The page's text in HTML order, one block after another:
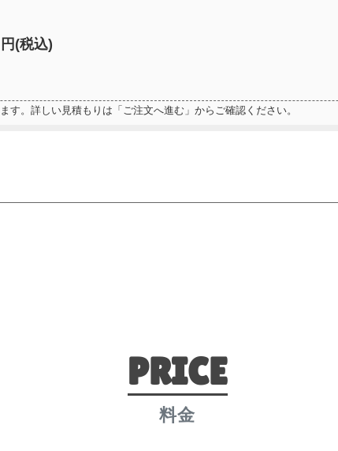
円(税込)
す。詳しい見積もりは「ご注文へ進む」からご確認ください。
PRICE
料金